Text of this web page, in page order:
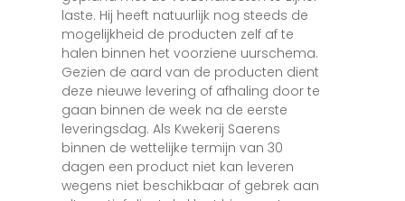
laste. Hij heeft natuurlijk nog steeds de
mogelijkheid de producten zelf af te
halen binnen het voorziene uurschema.
Gezien de aard van de producten dient
deze nieuwe levering of afhaling door te
gaan binnen de week na de eerste
leveringsdag. Als Kwekerij Saerens
binnen de wettelijke termijn van 30
dagen een product niet kan leveren
wegens niet beschikbaar of gebrek aan